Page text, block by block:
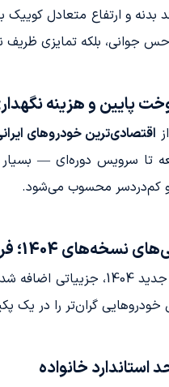
بدنه و ارتفاع متعادل
جوانی، بلکه تمایزی ظریف
پایین و هزینه
اقتصادی‌ترین خودروهای
تا سرویس دوره‌ای — بسیار
کم‌دردسر محسوب می‌شود.
1404؛ فرمان برقی و نمایشگر لمسی
در مدل‌های جدید
گران‌تر را در یک
استاندارد خانواده